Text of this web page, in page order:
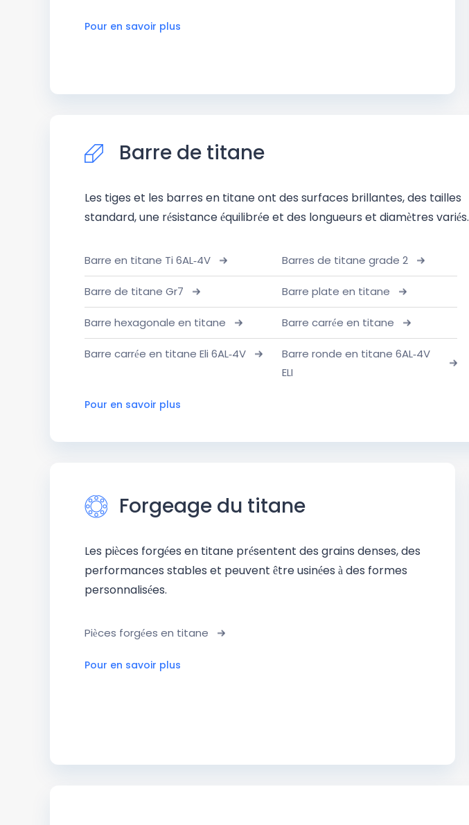
Pour en savoir plus
Barre de titane
Les tiges et les barres en titane ont des surfaces brillantes, des tailles
standard, une résistance équilibrée et des longueurs et diamètres variés.
Barre en titane Ti 6AL-4V Barres de titane grade 2
Barre de titane Gr7 Barre plate en titane
Barre hexagonale en titane Barre carrée en titane
Barre carrée en titane Eli 6AL-4V
Barre ronde en titane 6AL-4V
ELI
Pour en savoir plus
Forgeage du titane
Les pièces forgées en titane présentent des grains denses, des
performances stables et peuvent être usinées à des formes
personnalisées.
Pièces forgées en titane
Pour en savoir plus